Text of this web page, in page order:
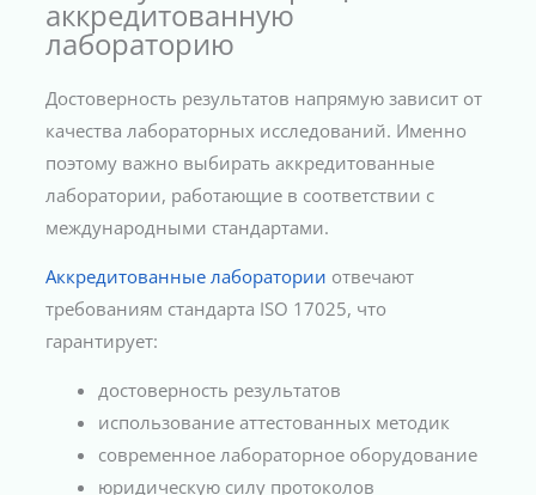
аккредитованную
лабораторию
Достоверность результатов напрямую зависит от
качества лабораторных исследований. Именно
поэтому важно выбирать аккредитованные
лаборатории, работающие в соответствии с
международными стандартами.
Аккредитованные лаборатории отвечают
требованиям стандарта ISO 17025, что
гарантирует:
достоверность результатов
использование аттестованных методик
современное лабораторное оборудование
юридическую силу протоколов